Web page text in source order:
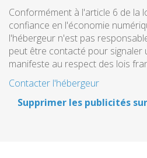
Conformément à l'article 6 de la
confiance en l'économie
l'hébergeur n'est pas
peut être contacté pour signaler
manifeste au respect des lois
Contacter l'hébergeur
Supprimer les publicités